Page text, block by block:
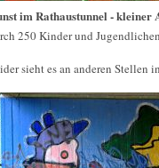
im Rathaustunnel - kleiner
250 Kinder und
sieht es an anderen Stellen